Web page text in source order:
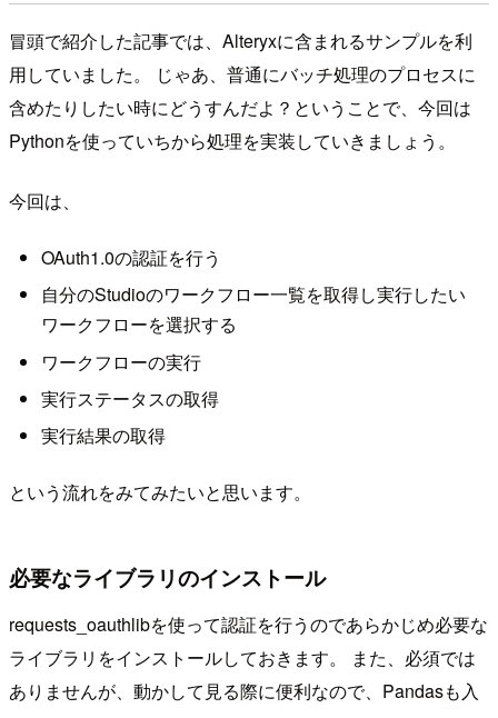
冒頭で紹介した記事では、Alteryxに含まれるサンプルを利
用していました。 じゃあ、普通にバッチ処理のプロセスに
含めたりしたい時にどうすんだよ？ということで、今回は
Pythonを使っていちから処理を実装していきましょう。
今回は、
OAuth1.0の認証を行う
自分のStudioのワークフロー一覧を取得し実行したい
ワークフローを選択する
ワークフローの実行
実行ステータスの取得
実行結果の取得
という流れをみてみたいと思います。
必要なライブラリのインストール
requests_oauthlibを使って認証を行うのであらかじめ必要な
ライブラリをインストールしておきます。 また、必須では
ありませんが、動かして見る際に便利なので、Pandasも入